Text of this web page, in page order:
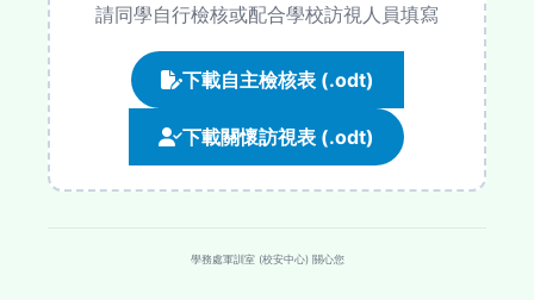
請同學自行檢核或配合學校訪視人員填寫
下載自主檢核表 (.odt)
下載關懷訪視表 (.odt)
學務處軍訓室 (校安中心) 關心您